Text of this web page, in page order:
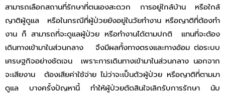
สามารถเลือกสถานที่รักษาที่ตนเองสะดวก การอยู่ใกล้บ้าน หรือใกล้
ญาติผู้ดูแล หรือในกรณีที่ผู้ป่วยยังอยู่ในวัยทํางาน หรือญาติที่ต้องทํา
งาน ก็ สามารถที่จะดูแลผู้ป่วย หรือทํางานได้ตามปกติ แทนที่จะต้อง
เดินทางเข้ามาในส่วนกลาง จึงมีผลทั้งทางตรงและทางอ้อม ต่อระบบ
เศรษฐกิจอย่างชัดเจน เพราะการเดินทางเข้ามาในส่วนกลาง นอกจาก
จะเสียงาน ต้องเสียค่าใช้จ่าย ไม่ว่าจะเป็นตัวผู้ป่วย หรือญาติที่ตามมา
ดูแล บางครั้งปัญหานี้ ทําให้ผู้ป่วยตัดสินใจเลิกรับการรักษา นับ